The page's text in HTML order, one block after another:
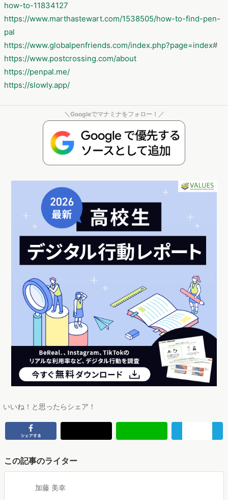
how-to-11834127
https://www.marthastewart.com/1538505/how-to-find-pen-
pal
https://www.globalpenfriends.com/index.php?page=index#
https://www.postcrossing.com/about
https://penpal.me/
https://slowly.app/
＼Googleでマナミナをフォロー！／
いいね！と思ったらシェア！
この記事のライター
加藤 美幸